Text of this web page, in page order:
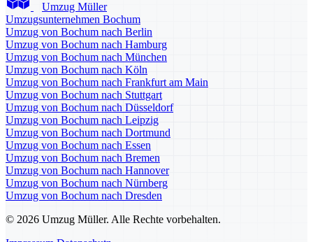
Umzug Müller
Umzugsunternehmen Bochum
Umzug von Bochum nach Berlin
Umzug von Bochum nach Hamburg
Umzug von Bochum nach München
Umzug von Bochum nach Köln
Umzug von Bochum nach Frankfurt am Main
Umzug von Bochum nach Stuttgart
Umzug von Bochum nach Düsseldorf
Umzug von Bochum nach Leipzig
Umzug von Bochum nach Dortmund
Umzug von Bochum nach Essen
Umzug von Bochum nach Bremen
Umzug von Bochum nach Hannover
Umzug von Bochum nach Nürnberg
Umzug von Bochum nach Dresden
© 2026 Umzug Müller. Alle Rechte vorbehalten.